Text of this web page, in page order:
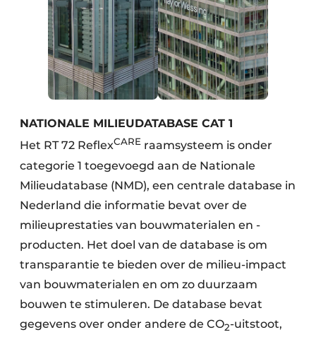
NATIONALE MILIEUDATABASE CAT 1
Het RT 72 ReflexCARE raamsysteem is onder
categorie 1 toegevoegd aan de Nationale
Milieudatabase (NMD), een centrale database in
Nederland die informatie bevat over de
milieuprestaties van bouwmaterialen en -
producten. Het doel van de database is om
transparantie te bieden over de milieu-impact
van bouwmaterialen en om zo duurzaam
bouwen te stimuleren. De database bevat
gegevens over onder andere de CO2-uitstoot,